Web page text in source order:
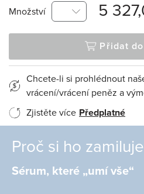
Množství 5
Přidat
Chcete-li si prohlédnout
vrácení/vrácení peněz a
Zjistěte více Předplatné
Proč si ho
Sérum, které „umí vše“